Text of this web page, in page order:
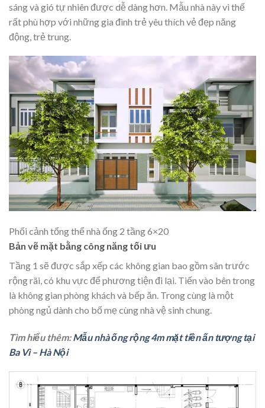
sáng và gió tự nhiên được dễ dàng hơn. Mẫu nhà này vì thế
rất phù hợp với những gia đình trẻ yêu thích vẻ đẹp năng
động, trẻ trung.
Phối cảnh tổng thể nhà ống 2 tầng 6×20
Bản vẽ mặt bằng công năng tối ưu
Tầng 1 sẽ được sắp xếp các không gian bao gồm sân trước
rộng rãi, có khu vực để phương tiện đi lại. Tiến vào bên trong
là không gian phòng khách và bếp ăn. Trong cùng là một
phòng ngủ dành cho bố mẹ cùng nhà vệ sinh chung.
Tìm hiểu thêm:Mẫu nhà ống rộng 4m mặt tiền ấn tượng tại
Ba Vì – Hà Nội